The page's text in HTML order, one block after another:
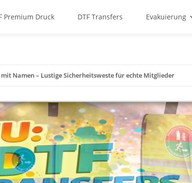
Premium Druck DTF Transfers Evakuierung
Namen – Lustige Sicherheitsweste für echte Mitglieder